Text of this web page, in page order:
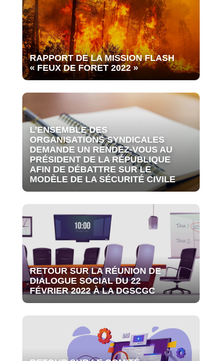
RAPPORT DE LA MISSION FLASH
« FEUX DE FORET 2022 »
L’ENSEMBLE DES
ORGANISATIONS SYNDICALES
DEMANDE UN RENDEZ-VOUS AU
PRÉSIDENT DE LA RÉPUBLIQUE
AFIN DE DÉBATTRE SUR LE
MODÈLE DE LA SÉCURITÉ CIVILE
RETOUR SUR LA RÉUNION DE
DIALOGUE SOCIAL DU 22
FÉVRIER 2022 À LA DGSCGC